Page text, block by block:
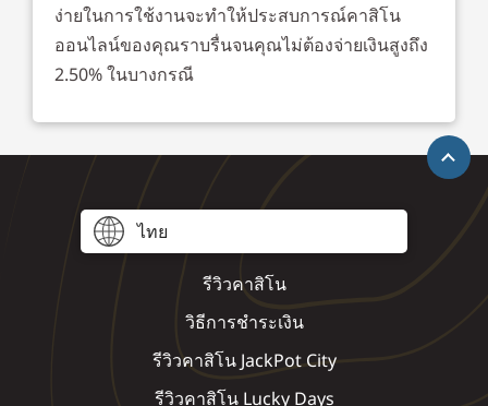
ง่ายในการใช้งานจะทำให้ประสบการณ์คาสิโน
ออนไลน์ของคุณราบรื่นจนคุณไม่ต้องจ่ายเงินสูงถึง
2.50% ในบางกรณี
รีวิวคาสิโน
วิธีการชำระเงิน
รีวิวคาสิโน JackPot City
รีวิวคาสิโน Lucky Days
ไทย